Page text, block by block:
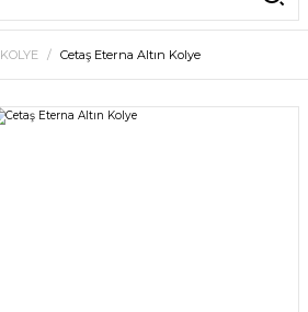
KOLYE Cetaş Eterna Altın Kolye